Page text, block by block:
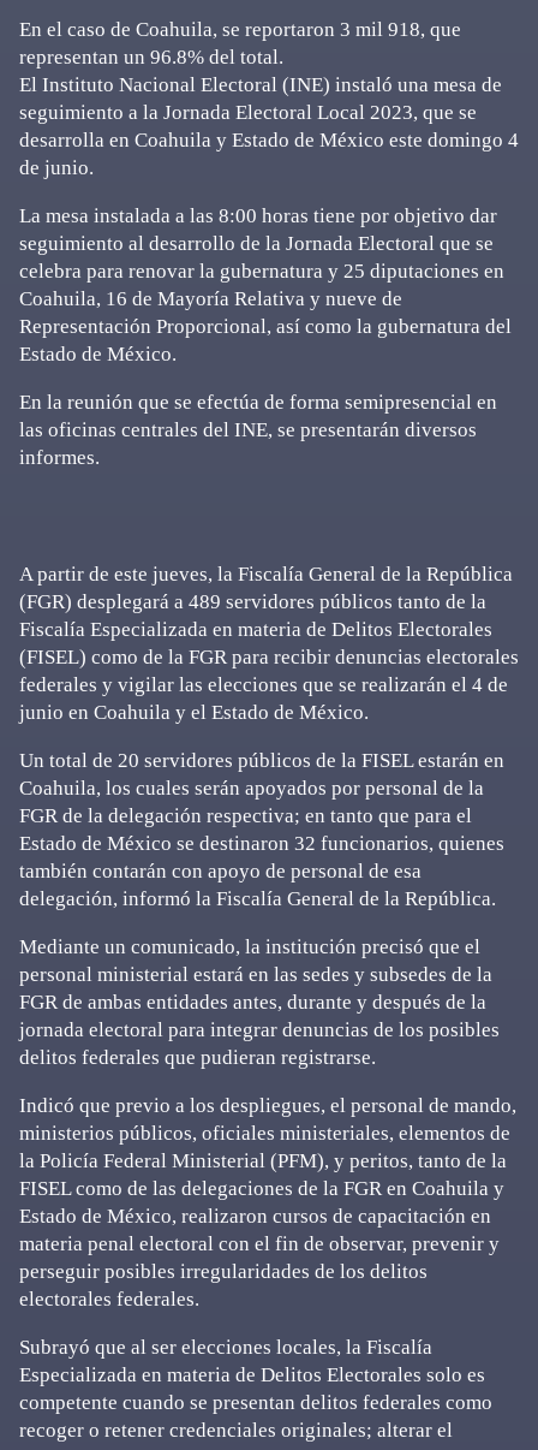
En el caso de Coahuila, se reportaron 3 mil 918, que
representan un 96.8% del total.
El Instituto Nacional Electoral (INE) instaló una mesa de
seguimiento a la Jornada Electoral Local 2023, que se
desarrolla en Coahuila y Estado de México este domingo 4
de junio.
La mesa instalada a las 8:00 horas tiene por objetivo dar
seguimiento al desarrollo de la Jornada Electoral que se
celebra para renovar la gubernatura y 25 diputaciones en
Coahuila, 16 de Mayoría Relativa y nueve de
Representación Proporcional, así como la gubernatura del
Estado de México.
En la reunión que se efectúa de forma semipresencial en
las oficinas centrales del INE, se presentarán diversos
informes.
A partir de este jueves, la Fiscalía General de la República
(FGR) desplegará a 489 servidores públicos tanto de la
Fiscalía Especializada en materia de Delitos Electorales
(FISEL) como de la FGR para recibir denuncias electorales
federales y vigilar las elecciones que se realizarán el 4 de
junio en Coahuila y el Estado de México.
Un total de 20 servidores públicos de la FISEL estarán en
Coahuila, los cuales serán apoyados por personal de la
FGR de la delegación respectiva; en tanto que para el
Estado de México se destinaron 32 funcionarios, quienes
también contarán con apoyo de personal de esa
delegación, informó la Fiscalía General de la República.
Mediante un comunicado, la institución precisó que el
personal ministerial estará en las sedes y subsedes de la
FGR de ambas entidades antes, durante y después de la
jornada electoral para integrar denuncias de los posibles
delitos federales que pudieran registrarse.
Indicó que previo a los despliegues, el personal de mando,
ministerios públicos, oficiales ministeriales, elementos de
la Policía Federal Ministerial (PFM), y peritos, tanto de la
FISEL como de las delegaciones de la FGR en Coahuila y
Estado de México, realizaron cursos de capacitación en
materia penal electoral con el fin de observar, prevenir y
perseguir posibles irregularidades de los delitos
electorales federales.
Subrayó que al ser elecciones locales, la Fiscalía
Especializada en materia de Delitos Electorales solo es
competente cuando se presentan delitos federales como
recoger o retener credenciales originales; alterar el